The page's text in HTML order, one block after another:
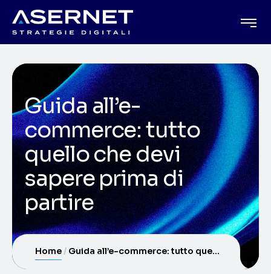
Guida all’e-
commerce: tutto
quello che devi
sapere prima di
partire
Home Guida all’e-commerce: tutto quello che devi sapere prima di partire